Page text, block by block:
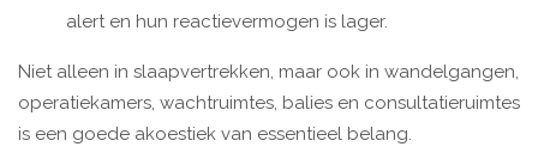
alert en hun reactievermogen is lager.
Niet alleen in slaapvertrekken, maar ook in wandelgangen,
operatiekamers, wachtruimtes, balies en consultatieruimtes
is een goede akoestiek van essentieel belang.